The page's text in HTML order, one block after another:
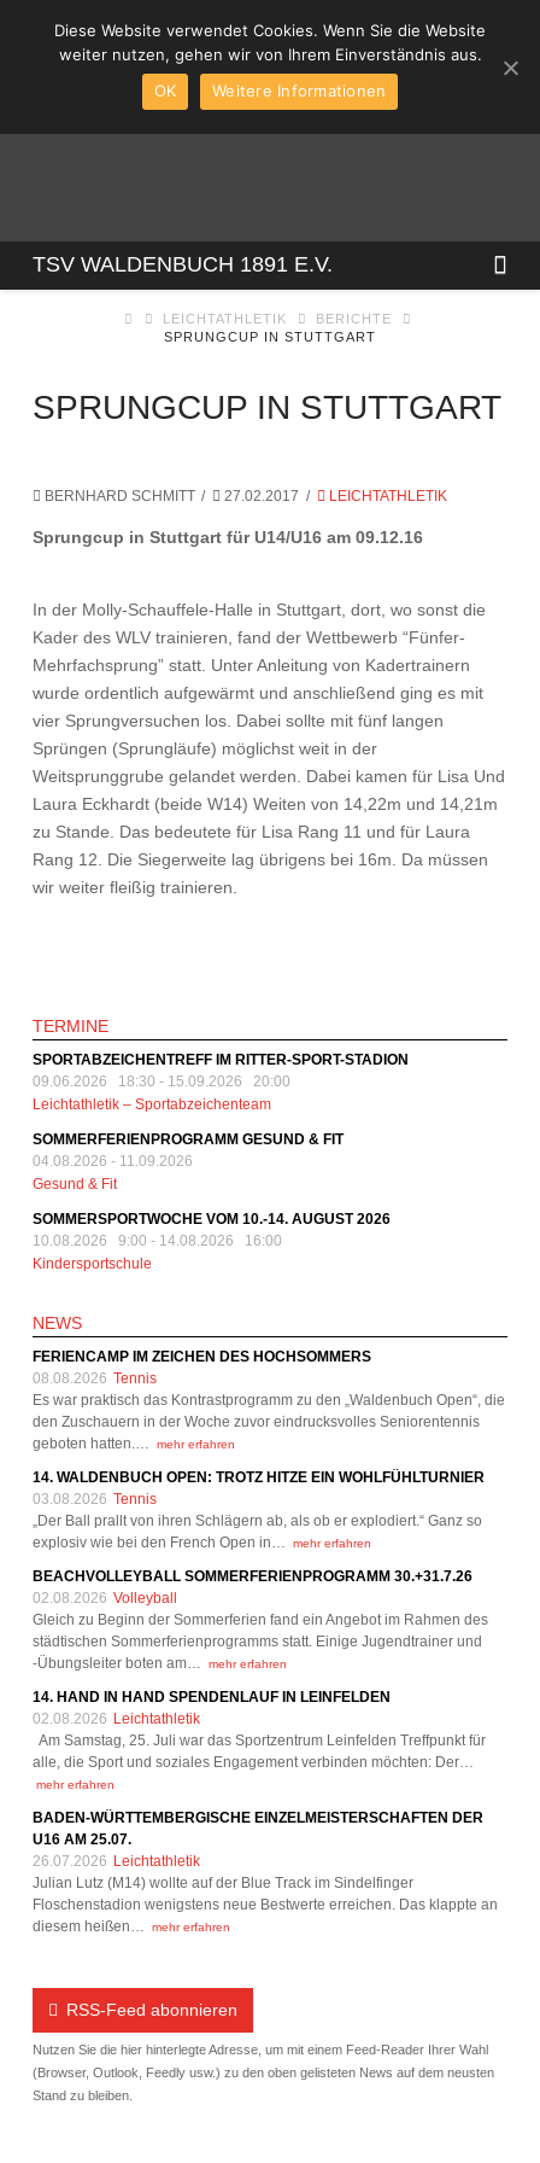
TSV
WALDENBUCH
1891
E.V.
TSV WALDENBUCH 1891 E.V.
LEICHTATHLETIK
BERICHTE
SPRUNGCUP IN STUTTGART
SPRUNGCUP IN STUTTGART
BERNHARD SCHMITT 27.02.2017 LEICHTATHLETIK
Sprungcup in Stuttgart für U14/U16 am 09.12.16
In der Molly-Schauffele-Halle in Stuttgart, dort, wo sonst die
Kader des WLV trainieren, fand der Wettbewerb “Fünfer-
Mehrfachsprung” statt. Unter Anleitung von Kadertrainern
wurde ordentlich aufgewärmt und anschließend ging es mit
vier Sprungversuchen los. Dabei sollte mit fünf langen
Sprüngen (Sprungläufe) möglichst weit in der
Weitsprunggrube gelandet werden. Dabei kamen für Lisa Und
Laura Eckhardt (beide W14) Weiten von 14,22m und 14,21m
zu Stande. Das bedeutete für Lisa Rang 11 und für Laura
Rang 12. Die Siegerweite lag übrigens bei 16m. Da müssen
wir weiter fleißig trainieren.
TERMINE
SPORTABZEICHENTREFF IM RITTER-SPORT-STADION
09.06.2026 18:30 - 15.09.2026 20:00
Leichtathletik – Sportabzeichenteam
SOMMERFERIENPROGRAMM GESUND & FIT
04.08.2026 - 11.09.2026
Gesund & Fit
SOMMERSPORTWOCHE VOM 10.-14. AUGUST 2026
10.08.2026 9:00 - 14.08.2026 16:00
Kindersportschule
NEWS
FERIENCAMP IM ZEICHEN DES HOCHSOMMERS
08.08.2026 Tennis
Es war praktisch das Kontrastprogramm zu den „Waldenbuch Open“, die
den Zuschauern in der Woche zuvor eindrucksvolles Seniorentennis
geboten hatten.…
mehr erfahren
14. WALDENBUCH OPEN: TROTZ HITZE EIN WOHLFÜHLTURNIER
03.08.2026 Tennis
„Der Ball prallt von ihren Schlägern ab, als ob er explodiert.“ Ganz so
explosiv wie bei den French Open in…
mehr erfahren
BEACHVOLLEYBALL SOMMERFERIENPROGRAMM 30.+31.7.26
02.08.2026 Volleyball
Gleich zu Beginn der Sommerferien fand ein Angebot im Rahmen des
städtischen Sommerferienprogramms statt. Einige Jugendtrainer und
-Übungsleiter boten am…
mehr erfahren
14. HAND IN HAND SPENDENLAUF IN LEINFELDEN
02.08.2026 Leichtathletik
Am Samstag, 25. Juli war das Sportzentrum Leinfelden Treffpunkt für
alle, die Sport und soziales Engagement verbinden möchten: Der…
mehr erfahren
BADEN-WÜRTTEMBERGISCHE EINZELMEISTERSCHAFTEN DER
U16 AM 25.07.
26.07.2026 Leichtathletik
Julian Lutz (M14) wollte auf der Blue Track im Sindelfinger
Floschenstadion wenigstens neue Bestwerte erreichen. Das klappte an
diesem heißen…
mehr erfahren
RSS-Feed abonnieren
Nutzen Sie die hier hinterlegte Adresse, um mit einem Feed-Reader Ihrer Wahl
(Browser, Outlook, Feedly usw.) zu den oben gelisteten News auf dem neusten
Stand zu bleiben.
Diese Website verwendet Cookies. Wenn Sie die Website
weiter nutzen, gehen wir von Ihrem Einverständnis aus.
OK
Weitere Informationen